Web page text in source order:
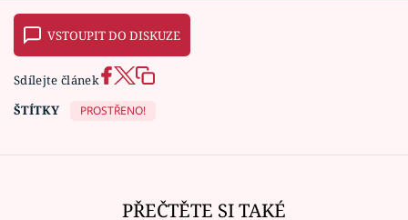
VSTOUPIT DO DISKUZE
Sdílejte článek
ŠTÍTKY
PROSTŘENO!
PŘEČTĚTE SI TAKÉ